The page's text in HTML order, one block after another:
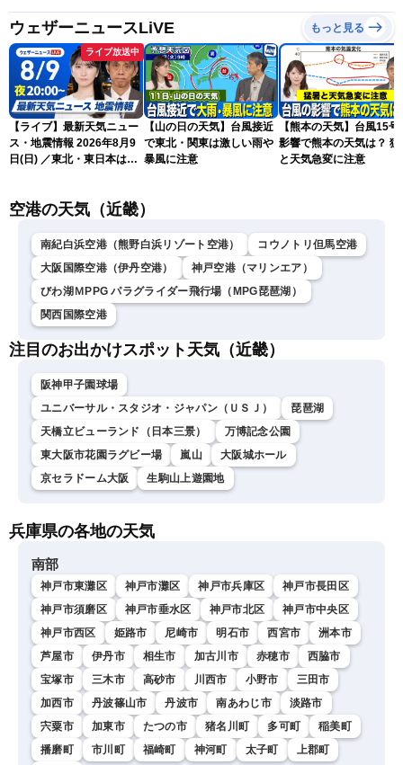
ウェザーニュースLiVE もっと見る
ライブ放送中
【ライブ】最新天気ニュー
ス・地震情報 2026年8月9
日(日) ／東北・東日本は急
衣／芳野達郎〉
【山の日の天気】台風接近
で東北・関東は激しい雨や
暴風に注意
【熊本の天気】台風15号
影響で熊本の天気は？ 猛
と天気急変に注意
空港の天気（近畿）
南紀白浜空港（熊野白浜リゾート空港）
コウノトリ但馬空港
大阪国際空港（伊丹空港）
神戸空港（マリンエア）
びわ湖ＭPPG パラグライダー飛行場（MPG琵琶湖）
関西国際空港
注目のお出かけスポット天気（近畿）
阪神甲子園球場
ユニバーサル・スタジオ・ジャパン（ＵＳＪ）
琵琶湖
天橋立ビューランド（日本三景）
万博記念公園
東大阪市花園ラグビー場
嵐山
大阪城ホール
京セラドーム大阪
生駒山上遊園地
兵庫県の各地の天気
南部
神戸市東灘区 神戸市灘区 神戸市兵庫区
神戸市長田区
神戸市須磨区
神戸市垂水区 神戸市北区
神戸市中央区
神戸市西区
姫路市 尼崎市 明石市 西宮市
洲本市
芦屋市
伊丹市 相生市 加古川市 赤穂市
西脇市
宝塚市
三木市 高砂市 川西市 小野市
三田市
加西市
丹波篠山市 丹波市 南あわじ市
淡路市
宍粟市
加東市 たつの市 猪名川町 多可町
稲美町
播磨町
市川町 福崎町 神河町 太子町
上郡町